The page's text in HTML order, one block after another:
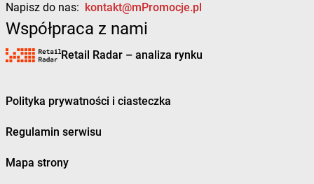
Napisz do nas: kontakt@mPromocje.pl
Współpraca z nami
Retail Radar – analiza rynku
Polityka prywatności i ciasteczka
Regulamin serwisu
Mapa strony